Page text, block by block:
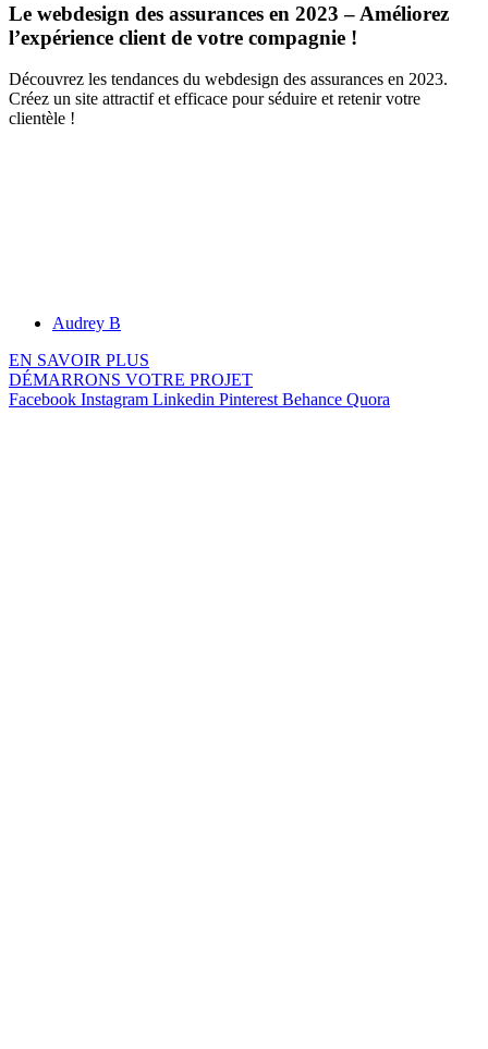
Le webdesign des assurances en 2023 – Améliorez
l’expérience client de votre compagnie !
Découvrez les tendances du webdesign des assurances en 2023.
Créez un site attractif et efficace pour séduire et retenir votre
clientèle !
Audrey B
EN SAVOIR PLUS
DÉMARRONS VOTRE PROJET
Facebook Instagram Linkedin Pinterest Behance Quora